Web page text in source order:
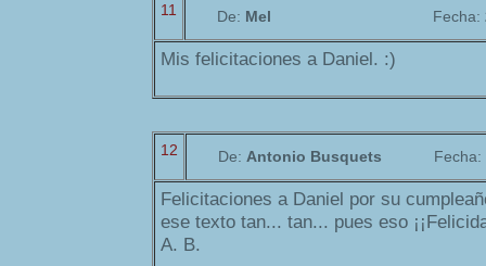
11 De: Mel Fecha:
Mis felicitaciones a Daniel. :)
12 De: Antonio Busquets Fecha:
Felicitaciones a Daniel por su
ese texto tan... tan... pues eso
A. B.